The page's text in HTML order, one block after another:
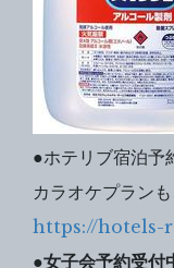
●ホテリブ宿泊予
カラオケプラン
https://hotels-
●女子会予約受付